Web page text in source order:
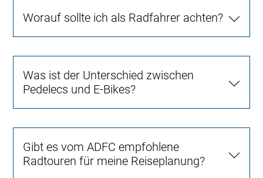
Worauf sollte ich als Radfahrer achten?
Was ist der Unterschied zwischen
Pedelecs und E-Bikes?
Gibt es vom ADFC empfohlene
Radtouren für meine Reiseplanung?